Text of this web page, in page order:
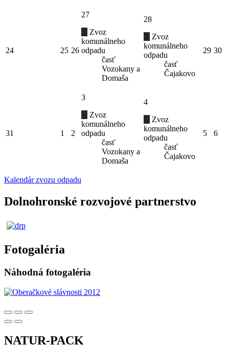
24 25 26
27
Zvoz
komunálneho
odpadu
časť
Vozokany a
Domaša
28
Zvoz
komunálneho
odpadu
časť
Čajakovo
29 30
31 1 2
3
Zvoz
komunálneho
odpadu
časť
Vozokany a
Domaša
4
Zvoz
komunálneho
odpadu
časť
Čajakovo
5 6
Kalendár zvozu odpadu
Dolnohronské rozvojové partnerstvo
Fotogaléria
Náhodná fotogaléria
NATUR-PACK